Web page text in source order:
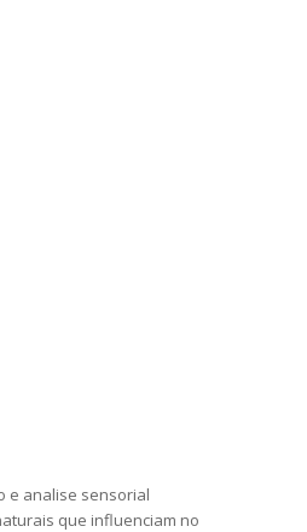
e analise sensorial
que influenciam no